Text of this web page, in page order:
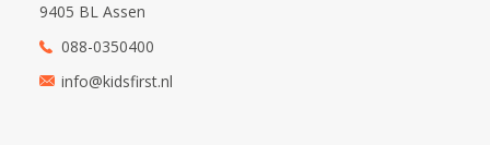
9405 BL Assen
088-0350400
info@kidsfirst.nl